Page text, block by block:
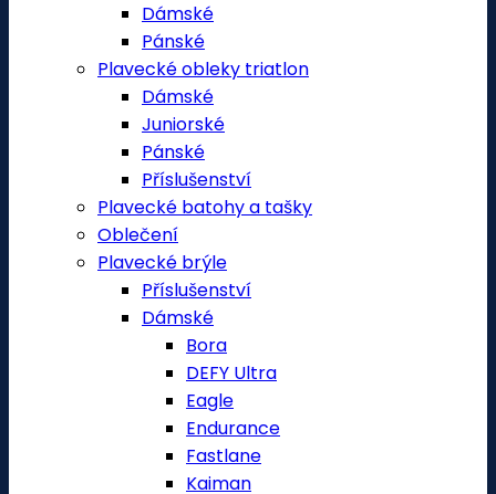
Dámské
Pánské
Plavecké obleky triatlon
Dámské
Juniorské
Pánské
Příslušenství
Plavecké batohy a tašky
Oblečení
Plavecké brýle
Příslušenství
Dámské
Bora
DEFY Ultra
Eagle
Endurance
Fastlane
Kaiman